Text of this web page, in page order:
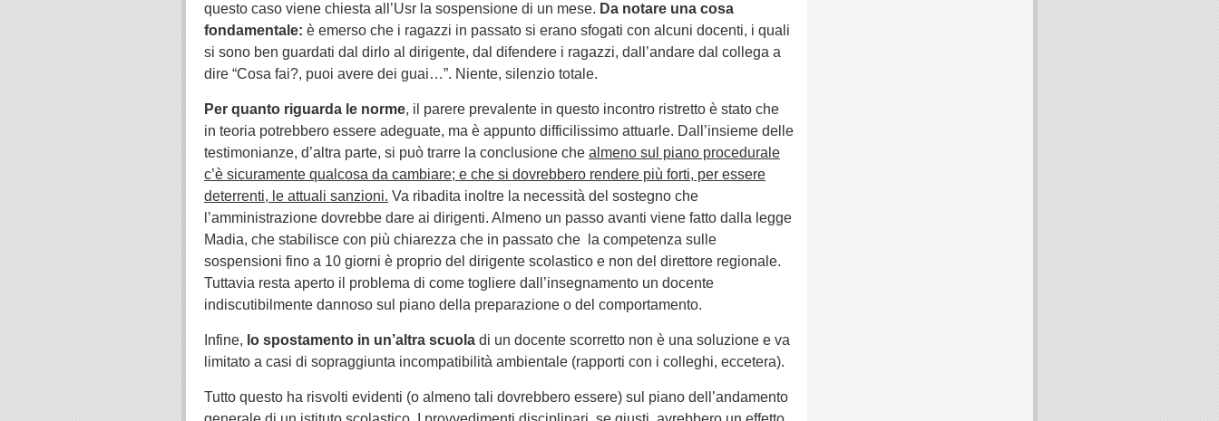
questo caso viene chiesta all’Usr la sospensione di un mese. Da notare una cosa
fondamentale: è emerso che i ragazzi in passato si erano sfogati con alcuni docenti, i quali
si sono ben guardati dal dirlo al dirigente, dal difendere i ragazzi, dall’andare dal collega a
dire “Cosa fai?, puoi avere dei guai…”. Niente, silenzio totale.
Per quanto riguarda le norme, il parere prevalente in questo incontro ristretto è stato che
in teoria potrebbero essere adeguate, ma è appunto difficilissimo attuarle. Dall’insieme delle
testimonianze, d’altra parte, si può trarre la conclusione che almeno sul piano procedurale
c’è sicuramente qualcosa da cambiare; e che si dovrebbero rendere più forti, per essere
deterrenti, le attuali sanzioni. Va ribadita inoltre la necessità del sostegno che
l’amministrazione dovrebbe dare ai dirigenti. Almeno un passo avanti viene fatto dalla legge
Madia, che stabilisce con più chiarezza che in passato che la competenza sulle
sospensioni fino a 10 giorni è proprio del dirigente scolastico e non del direttore regionale.
Tuttavia resta aperto il problema di come togliere dall’insegnamento un docente
indiscutibilmente dannoso sul piano della preparazione o del comportamento.
Infine, lo spostamento in un’altra scuola di un docente scorretto non è una soluzione e va
limitato a casi di sopraggiunta incompatibilità ambientale (rapporti con i colleghi, eccetera).
Tutto questo ha risvolti evidenti (o almeno tali dovrebbero essere) sul piano dell’andamento